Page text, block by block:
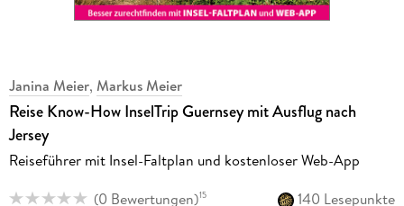
Janina Meier, Markus Meier
Reise Know-How InselTrip Guernsey mit Ausflug nach
Jersey
Reiseführer mit Insel-Faltplan und kostenloser Web-App
(0 Bewertungen)15
140 Lesepunkte